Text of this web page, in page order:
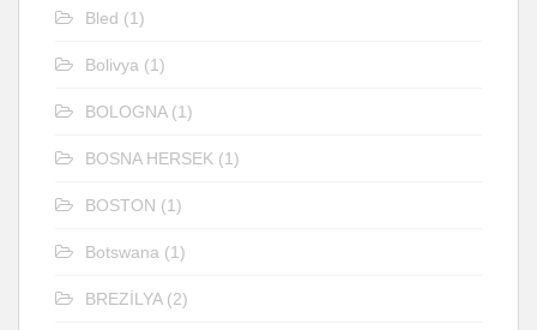
Bled (1)
Bolivya (1)
BOLOGNA(1)
BOSNA HERSEK (1)
BOSTON (1)
Botswana (1)
BREZİLYA(2)